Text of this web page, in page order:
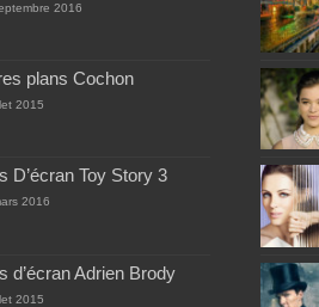
2016
plans Cochon
2015
D’écran Toy Story 3
2016
d’écran Adrien Brody
2015